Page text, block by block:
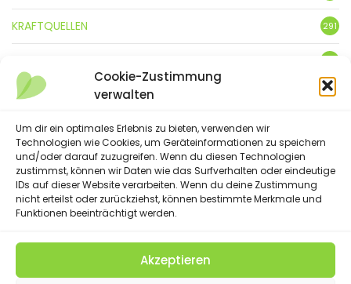
Cookie-Zustimmung
verwalten
Um dir ein optimales Erlebnis zu bieten, verwenden wir
Technologien wie Cookies, um Geräteinformationen zu speichern
und/oder darauf zuzugreifen. Wenn du diesen Technologien
zustimmst, können wir Daten wie das Surfverhalten oder eindeutige
IDs auf dieser Website verarbeiten. Wenn du deine Zustimmung
nicht erteilst oder zurückziehst, können bestimmte Merkmale und
Funktionen beeinträchtigt werden.
Akzeptieren
KRAFTQUELLEN 291
LEBENSFREUDE 359
LIFESTYLE
NATUR
SPRÜCHE & GEDICHTE
(C) 2023 - Floatingheart. All Rights Reserved.